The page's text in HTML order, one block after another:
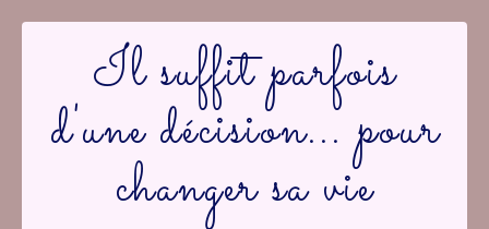
Il suffit parfois
d'une décision... pour
changer sa vie